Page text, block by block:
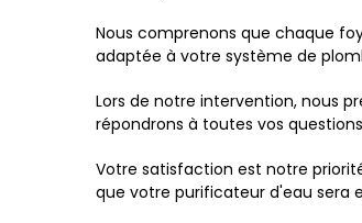
Nous comprenons que chaque
adaptée à votre système de
Lors de notre intervention, nous
répondrons à toutes vos
Votre satisfaction est notre
que votre purificateur d'eau